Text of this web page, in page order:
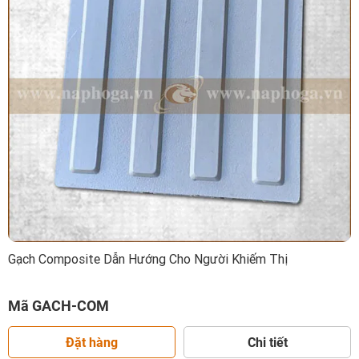
Gạch Composite Dẫn Hướng Cho Người Khiếm Thị
Mã GACH-COM
Đặt hàng Chi tiết